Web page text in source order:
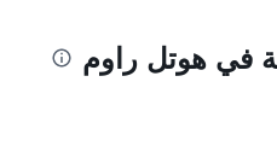
في هوتل راوم